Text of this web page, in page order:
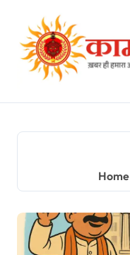
content
Home